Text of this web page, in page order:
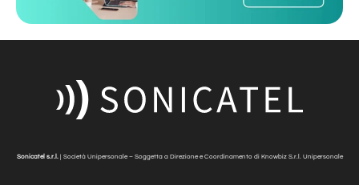
Sonicatel s.r.l.| Società Unipersonale – Soggetta a Direzione e Coordinamento di Knowbiz S.r.l. Unipersonale